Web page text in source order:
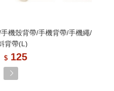
機殼背帶/手機背帶/手機繩/
背帶(L)
$ 125